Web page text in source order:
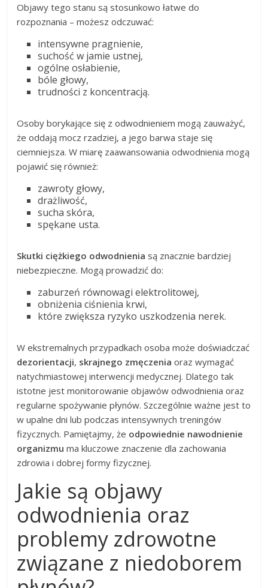
Objawy tego stanu są stosunkowo łatwe do
rozpoznania – możesz odczuwać:
intensywne pragnienie,
suchość w jamie ustnej,
ogólne osłabienie,
bóle głowy,
trudności z koncentracją.
Osoby borykające się z odwodnieniem mogą zauważyć,
że oddają mocz rzadziej, a jego barwa staje się
ciemniejsza. W miarę zaawansowania odwodnienia mogą
pojawić się również:
zawroty głowy,
drażliwość,
sucha skóra,
spękane usta.
Skutki ciężkiego odwodnienia są znacznie bardziej
niebezpieczne. Mogą prowadzić do:
zaburzeń równowagi elektrolitowej,
obniżenia ciśnienia krwi,
które zwiększa ryzyko uszkodzenia nerek.
W ekstremalnych przypadkach osoba może doświadczać
dezorientacji, skrajnego zmęczenia oraz wymagać
natychmiastowej interwencji medycznej. Dlatego tak
istotne jest monitorowanie objawów odwodnienia oraz
regularne spożywanie płynów. Szczególnie ważne jest to
w upalne dni lub podczas intensywnych treningów
fizycznych. Pamiętajmy, że odpowiednie nawodnienie
organizmu ma kluczowe znaczenie dla zachowania
zdrowia i dobrej formy fizycznej.
Jakie są objawy
odwodnienia oraz
problemy zdrowotne
związane z niedoborem